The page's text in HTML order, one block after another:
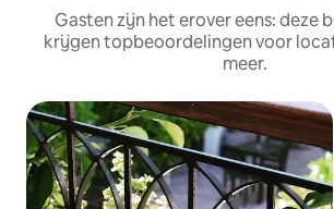
Gasten zijn het erover eens: deze
krijgen topbeoordelingen voor
meer.